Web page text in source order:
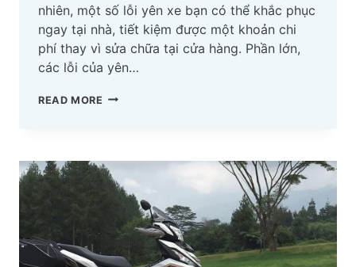
nhiên, một số lỗi yên xe bạn có thể khắc phục
ngay tại nhà, tiết kiệm được một khoản chi
phí thay vì sửa chữa tại cửa hàng. Phần lớn,
các lỗi của yên…
READ MORE YÊN
SỐ
LỖI
THƯỜNG
GẶP